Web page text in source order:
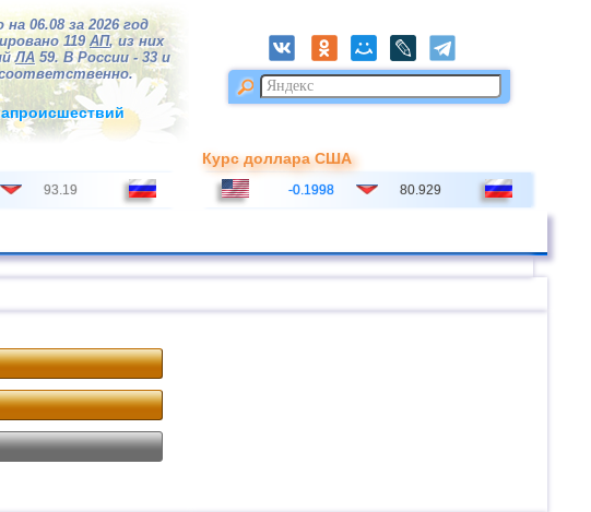
на 06.08 за 2026 год
119АП, из них
ЛА 59. В России - 33 и
93.19
Курс доллара США
-0.1998 80.929